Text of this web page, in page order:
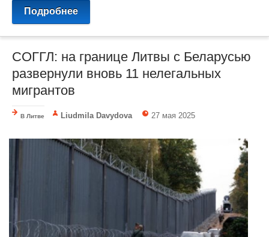
Подробнее
СОГГЛ: на границе Литвы с Беларусью
развернули вновь 11 нелегальных
мигрантов
В Литве Liudmila Davydova 27 мая 2025